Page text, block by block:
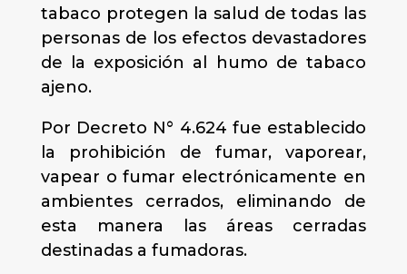
tabaco protegen la salud de todas las
personas de los efectos devastadores
de la exposición al humo de tabaco
ajeno.
Por Decreto N° 4.624 fue establecido
la prohibición de fumar, vaporear,
vapear o fumar electrónicamente en
ambientes cerrados, eliminando de
esta manera las áreas cerradas
destinadas a fumadoras.